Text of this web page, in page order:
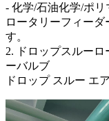
- 化学/石油化学/ポリ
ロータリーフィー
す。
2. ドロップスルー
ーバルブ
ドロップ スルー エ